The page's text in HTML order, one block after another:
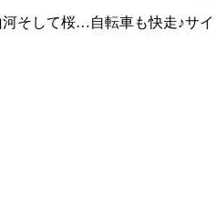
河そして桜…自転車も快走♪サ